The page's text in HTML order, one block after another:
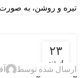
تیره و روشن، به
۲۳
اسفند
آموزش‌های آرایشی
ارسال شده توسط